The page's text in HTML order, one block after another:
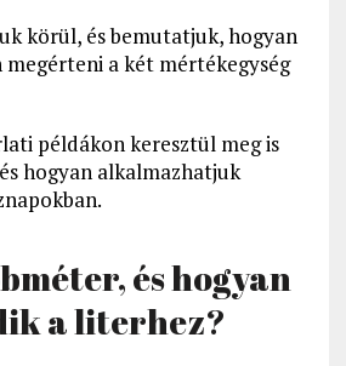
körül, és bemutatjuk, hogyan
a két mértékegység
példákon keresztül meg is
hogyan alkalmazhatjuk
és hogyan
a literhez?